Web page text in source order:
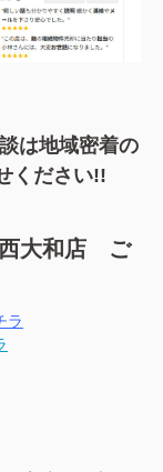
は地域密着の
ください!!
大和店 ご
ラ